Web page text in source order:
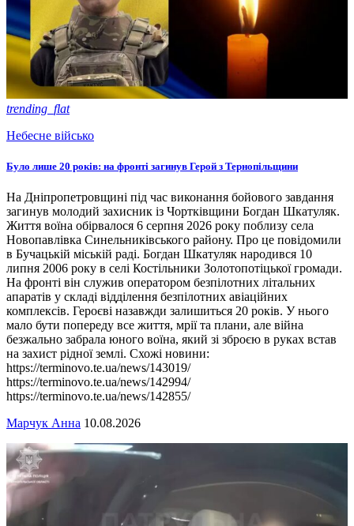
trending_flat
Небесне військо
Було лише 20 років: на фронті загинув Герой з Тернопільщини
На Дніпропетровщині під час виконання бойового завдання
загинув молодий захисник із Чортківщини Богдан Шкатуляк.
Життя воїна обірвалося 6 серпня 2026 року поблизу села
Новопавлівка Синельниківського району. Про це повідомили
в Бучацькій міській раді. Богдан Шкатуляк народився 10
липня 2006 року в селі Костільники Золотопотіцької громади.
На фронті він служив оператором безпілотних літальних
апаратів у складі відділення безпілотних авіаційних
комплексів. Героєві назавжди залишиться 20 років. У нього
мало бути попереду все життя, мрії та плани, але війна
безжально забрала юного воїна, який зі зброєю в руках встав
на захист рідної землі. Схожі новини:
https://terminovo.te.ua/news/143019/
https://terminovo.te.ua/news/142994/
https://terminovo.te.ua/news/142855/
Марчук Анна 10.08.2026